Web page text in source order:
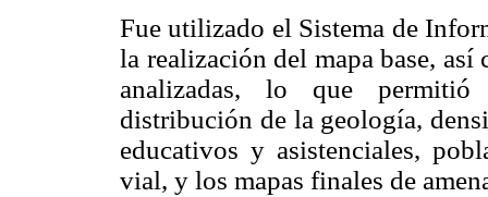
Fue utilizado el Sistema de
la realización del mapa base,
analizadas, lo que permitió
distribución de la geología,
educativos y asistenciales,
vial, y los mapas finales de